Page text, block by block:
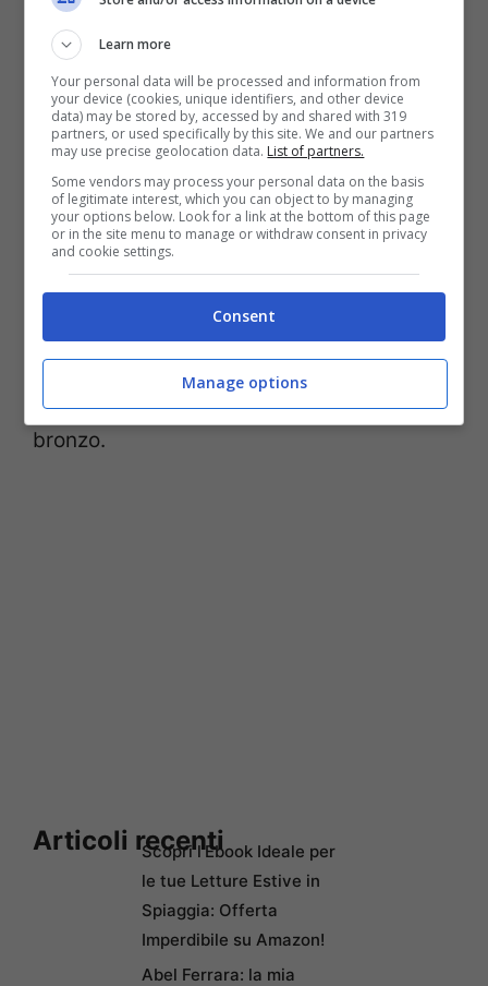
Dopo le prime due giornate di gare, in
testa al medagliere c’è la
ori, 1 argento e 3 bronzi, seguita daOlanda
eStati Uniti. Nona l’Italiacon 1 argento e 1
bronzo.
Articoli recentiScopri l’Ebook Ideale per
le tue Letture Estive in
Spiaggia: Offerta
Imperdibile su Amazon!
Abel Ferrara: la mia
Learn more
Your personal data will be processed and information from
your device (cookies, unique identifiers, and other device
data) may be stored by, accessed by and shared with 319
partners, or used specifically by this site. We and our partners
may use precise geolocation data. List of partners.
Some vendors may process your personal data on the basis
of legitimate interest, which you can object to by managing
your options below. Look for a link at the bottom of this page
or in the site menu to manage or withdraw consent in privacy
and cookie settings.
Consent
Manage options